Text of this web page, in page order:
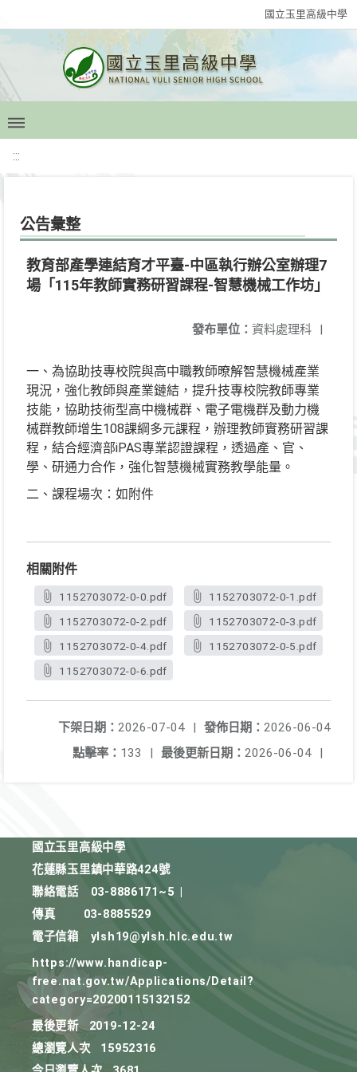
國立玉里高級中學
:::
公告彙整
教育部產學連結育才平臺-中區執行辦公室辦理7
場「115年教師實務研習課程-智慧機械工作坊」
發布單位： 資料處理科 |
一、為協助技專校院與高中職教師暸解智慧機械產業
現況，強化教師與產業鏈結，提升技專校院教師專業
技能，協助技術型高中機械群、電子電機群及動力機
械群教師增生108課綱多元課程，辦理教師實務研習課
程，結合經濟部iPAS專業認證課程，透過產、官、
學、研通力合作，強化智慧機械實務教學能量。
二、課程場次：如附件
相關附件
1152703072-0-0.pdf
1152703072-0-1.pdf
1152703072-0-2.pdf
1152703072-0-3.pdf
1152703072-0-4.pdf
1152703072-0-5.pdf
1152703072-0-6.pdf
發佈日期： 2026-06-04
下架日期： 2026-07-04
|
最後更新日期： 2026-06-04 |
點擊率： 133 |
國立玉里高級中學
花蓮縣玉里鎮中華路424號
聯絡電話
03-8886171~5
傳真
03-8885529
電子信箱
ylsh19@ylsh.hlc.edu.tw
https://www.handicap-
free.nat.gov.tw/Applications/Detail?
category=20200115132152
最後更新
2019-12-24
總瀏覽人次
15952316